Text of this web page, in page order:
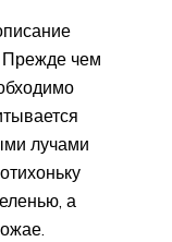
Прежде чем
лучами
а